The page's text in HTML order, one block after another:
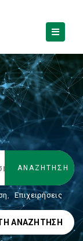
, Επιχειρήσεις
ΑΝΑΖΉΤΗΣΗ